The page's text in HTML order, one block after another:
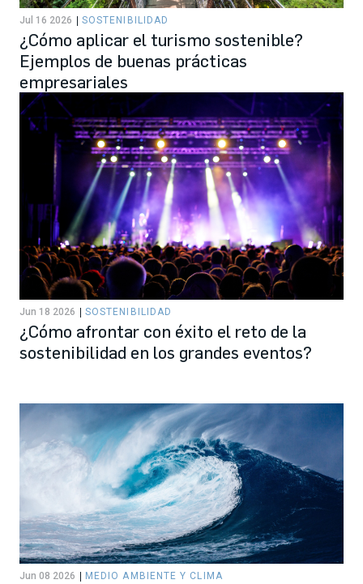
Jul 16 2026 SOSTENIBILIDAD
¿Cómo aplicar el turismo sostenible?
Ejemplos de buenas prácticas
empresariales
Jun 18 2026 SOSTENIBILIDAD
¿Cómo afrontar con éxito el reto de la
sostenibilidad en los grandes eventos?
Jun 08 2026 MEDIO AMBIENTE Y CLIMA